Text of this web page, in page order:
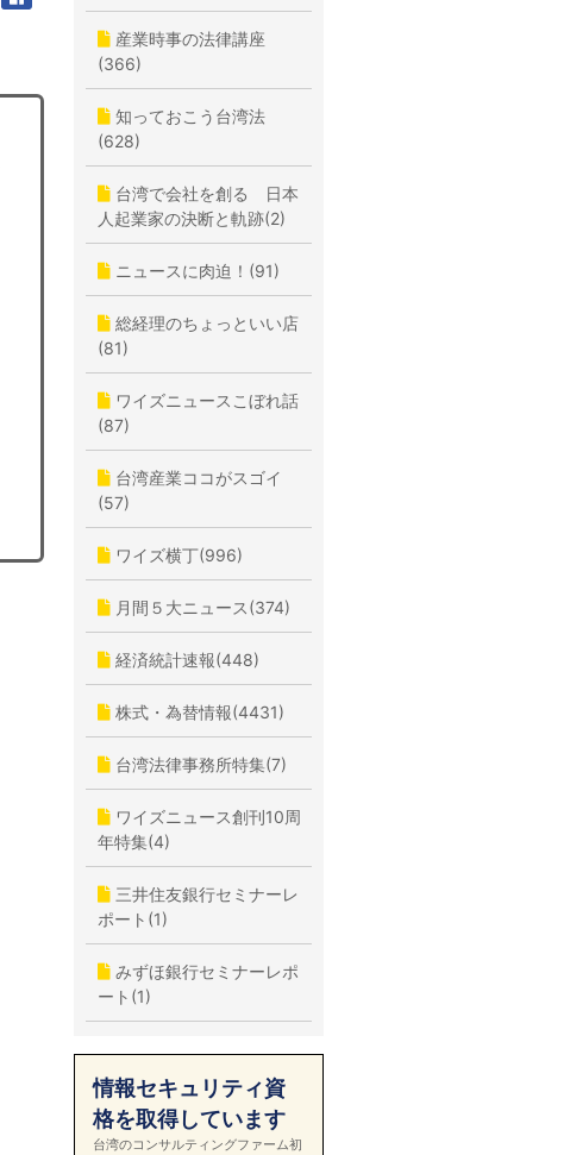
産業時事の法律講座
(366)
知っておこう台湾法
(628)
台湾で会社を創る 日本
人起業家の決断と軌跡(2)
ニュースに肉迫！(91)
総経理のちょっといい店
(81)
ワイズニュースこぼれ話
(87)
台湾産業ココがスゴイ
(57)
ワイズ横丁(996)
月間５大ニュース(374)
経済統計速報(448)
株式・為替情報(4431)
台湾法律事務所特集(7)
ワイズニュース創刊10周
年特集(4)
三井住友銀行セミナーレ
ポート(1)
みずほ銀行セミナーレポ
ート(1)
情報セキュリティ資
格を取得しています
台湾のコンサルティングファーム初